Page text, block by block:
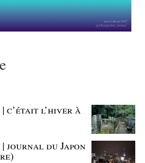
| c’était l’hiver à
| journal du Japon